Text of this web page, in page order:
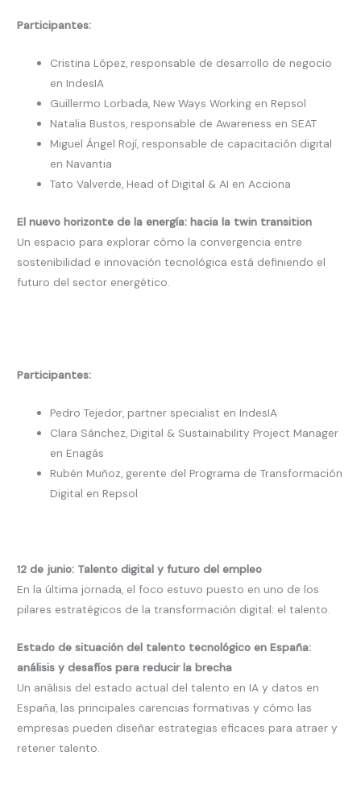
Participantes:
Cristina López, responsable de desarrollo de negocio
en IndesIA
Guillermo Lorbada, New Ways Working en Repsol
Natalia Bustos, responsable de Awareness en SEAT
Miguel Ángel Rojí, responsable de capacitación digital
en Navantia
Tato Valverde, Head of Digital & AI en Acciona
El nuevo horizonte de la energía: hacia la twin transition
Un espacio para explorar cómo la convergencia entre
sostenibilidad e innovación tecnológica está definiendo el
futuro del sector energético.
Participantes:
Pedro Tejedor, partner specialist en IndesIA
Clara Sánchez, Digital & Sustainability Project Manager
en Enagás
Rubén Muñoz, gerente del Programa de Transformación
Digital en Repsol
12 de junio: Talento digital y futuro del empleo
En la última jornada, el foco estuvo puesto en uno de los
pilares estratégicos de la transformación digital: el talento.
Estado de situación del talento tecnológico en España:
análisis y desafíos para reducir la brecha
Un análisis del estado actual del talento en IA y datos en
España, las principales carencias formativas y cómo las
empresas pueden diseñar estrategias eficaces para atraer y
retener talento.